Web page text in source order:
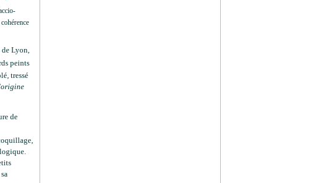
de Lyon,
peints
tressé
de